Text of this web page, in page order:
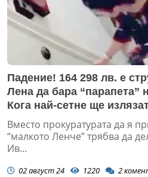
Падение! 164 298 лв. е
Лена да бара “парапета”
Кога най-сетне ще
от МС?
Вместо прокуратурата да я
“малкото Ленче” трябва да
Ив...
02 август 24 1220 2